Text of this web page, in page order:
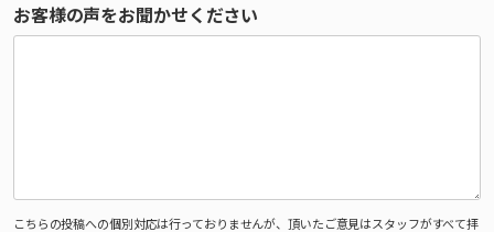
お客様の声をお聞かせください
こちらの投稿への個別対応は行っておりませんが、頂いたご意見はスタッフがすべて拝